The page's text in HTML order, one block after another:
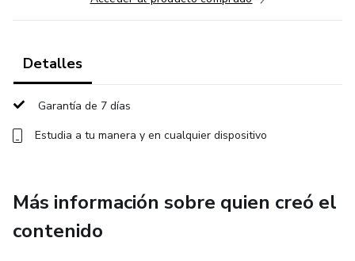
✅ Material de Apoyo para mejorar tu Productividad con IA
DESTACAR y ser más RELEVANTE en tu campo. 😊
Detalles
Garantía de 7 días
Estudia a tu manera y en cualquier dispositivo
Más información sobre quien creó el
contenido